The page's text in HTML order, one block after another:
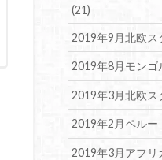
(21)
2019年9月北欧
2019年8月モン
2019年3月北欧
2019年2月ペル
2019年3月アフ